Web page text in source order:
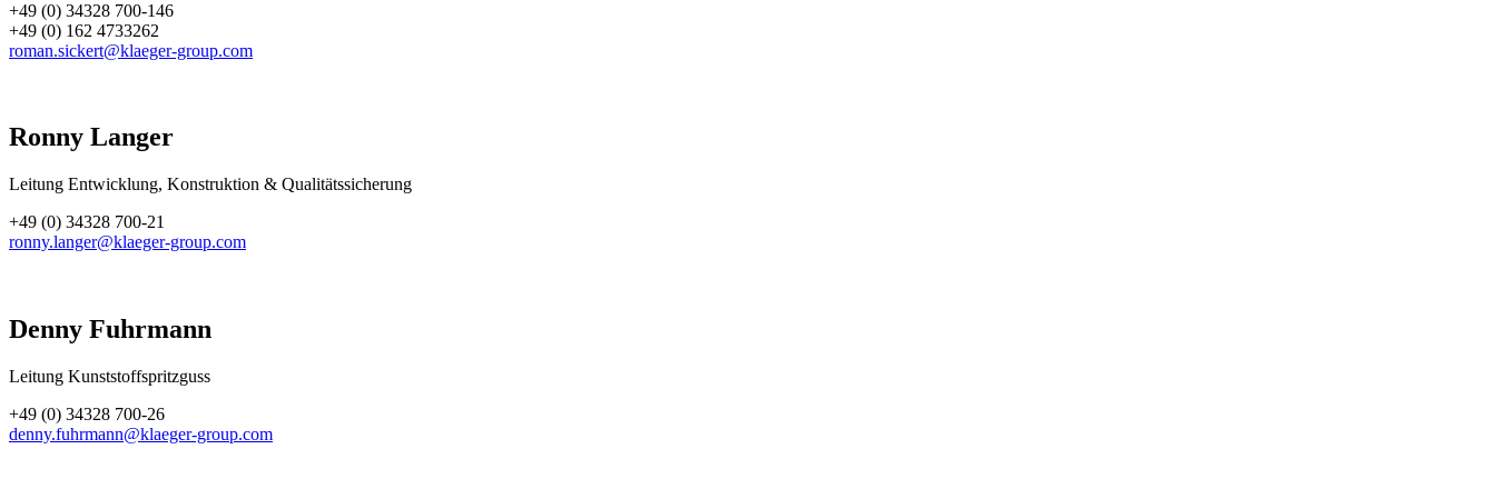
+49 (0) 34328 700-146
+49 (0) 162 4733262
roman.sickert@klaeger-group.com
Ronny Langer
Leitung Entwicklung, Konstruktion & Qualitätssicherung
+49 (0) 34328 700-21
ronny.langer@klaeger-group.com
Denny Fuhrmann
Leitung Kunststoffspritzguss
+49 (0) 34328 700-26
denny.fuhrmann@klaeger-group.com